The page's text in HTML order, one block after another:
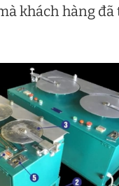
khách hàng